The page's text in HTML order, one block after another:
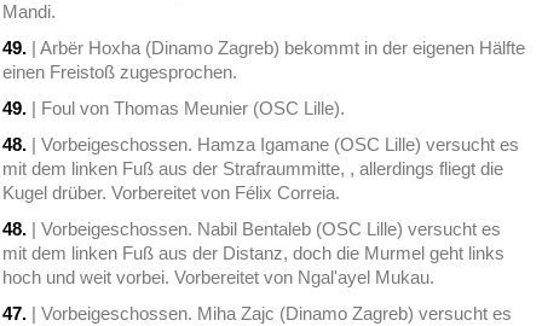
Mandi.
49. | Arbër Hoxha (Dinamo Zagreb) bekommt in der eigenen Hälfte
einen Freistoß zugesprochen.
49. | Foul von Thomas Meunier (OSC Lille).
48. | Vorbeigeschossen. Hamza Igamane (OSC Lille) versucht es
mit dem linken Fuß aus der Strafraummitte, , allerdings fliegt die
Kugel drüber. Vorbereitet von Félix Correia.
48. | Vorbeigeschossen. Nabil Bentaleb (OSC Lille) versucht es
mit dem linken Fuß aus der Distanz, doch die Murmel geht links
hoch und weit vorbei. Vorbereitet von Ngal'ayel Mukau.
47. | Vorbeigeschossen. Miha Zajc (Dinamo Zagreb) versucht es